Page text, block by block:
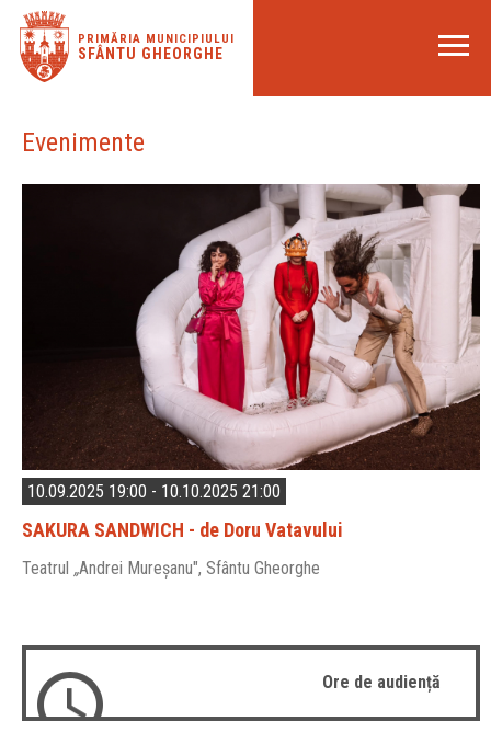
PRIMĂRIA MUNICIPIULUI
SFÂNTU GHEORGHE
Evenimente
10.09.2025 19:00 - 10.10.2025 21:00
SAKURA SANDWICH - de Doru Vatavului
Teatrul „Andrei Mureșanu", Sfântu Gheorghe
Ore de audiență